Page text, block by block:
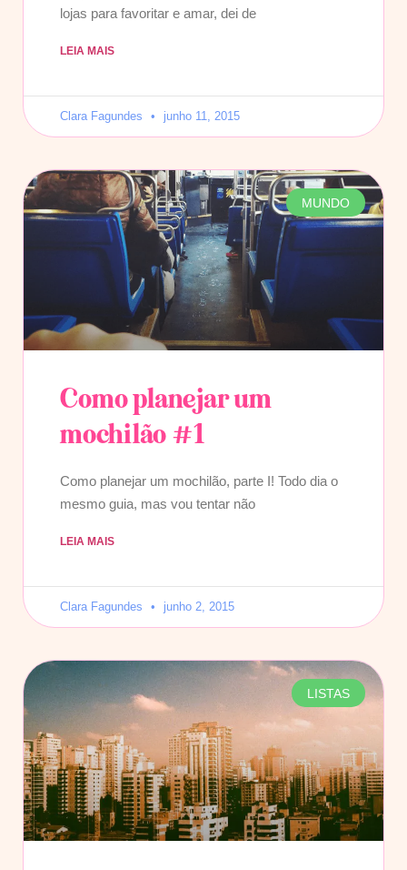
lojas para favoritar e amar, dei de
LEIA MAIS
Clara Fagundes junho 11, 2015
MUNDO
Como planejar um
mochilão #1
Como planejar um mochilão, parte I! Todo dia o
mesmo guia, mas vou tentar não
LEIA MAIS
Clara Fagundes junho 2, 2015
LISTAS